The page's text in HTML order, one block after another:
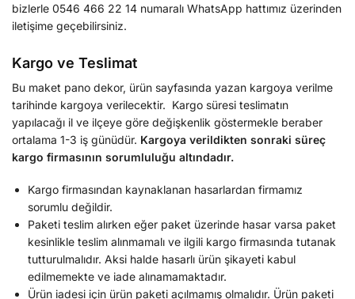
bizlerle 0546 466 22 14 numaralı WhatsApp hattımız üzerinden
iletişime geçebilirsiniz.
Kargo ve Teslimat
Bu maket pano dekor, ürün sayfasında yazan kargoya verilme
tarihinde kargoya verilecektir. Kargo süresi teslimatın
yapılacağı il ve ilçeye göre değişkenlik göstermekle beraber
ortalama 1-3 iş günüdür. Kargoya verildikten sonraki süreç
kargo firmasının sorumluluğu altındadır.
Kargo firmasından kaynaklanan hasarlardan firmamız
sorumlu değildir.
Paketi teslim alırken eğer paket üzerinde hasar varsa paket
kesinlikle teslim alınmamalı ve ilgili kargo firmasında tutanak
tutturulmalıdır. Aksi halde hasarlı ürün şikayeti kabul
edilmemekte ve iade alınamamaktadır.
Ürün iadesi için ürün paketi açılmamış olmalıdır. Ürün paketi